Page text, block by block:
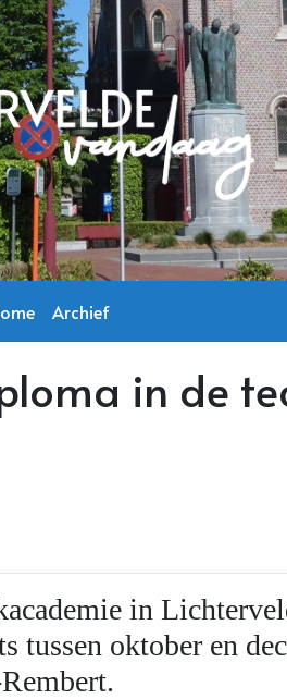
Archief
in de
in
tussen oktober en
Rembert.